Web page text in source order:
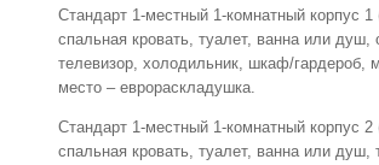
Стандарт 1-местный 1-комнатный корпус 1
спальная кровать, туалет, ванна или душ,
телевизор, холодильник, шкаф/гардероб,
место – еврораскладушка.
Стандарт 1-местный 1-комнатный корпус 2
спальная кровать, туалет, ванна или душ,